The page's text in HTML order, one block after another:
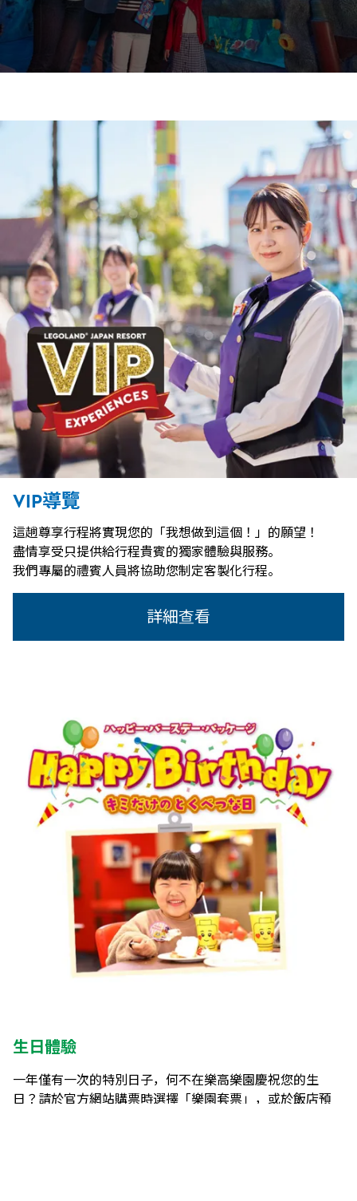
VIP導覽
這趟尊享行程將實現您的「我想做到這個！」的願望！
盡情享受只提供給行程貴賓的獨家體驗與服務。
我們專屬的禮賓人員將協助您制定客製化行程。
詳細查看
生日體驗
一年僅有一次的特別日子，何不在樂高樂園慶祝您的生
日？請於官方網站購票時選擇「樂園套票」，或於飯店預